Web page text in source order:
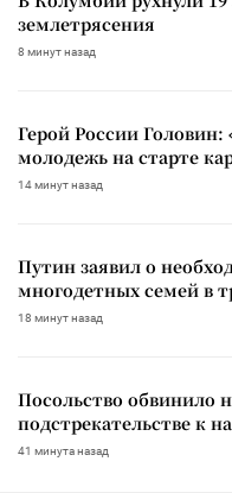
землетрясения
8 минут назад
Герой России
молодежь на старте
14 минут назад
Путин заявил о
многодетных семей в
18 минут назад
Посольство обвинило
подстрекательстве к
41 минута назад